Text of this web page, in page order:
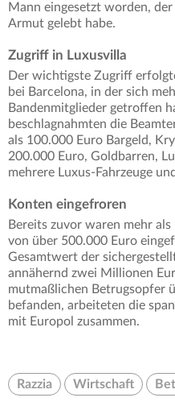
Mann eingesetzt worden,
Armut gelebt habe.
Zugriff in Luxusvilla
Der wichtigste Zugriff
bei Barcelona, in der sich
Bandenmitglieder getroffen
beschlagnahmten die
als 100.000 Euro Bargeld,
200.000 Euro, Goldbarren,
mehrere Luxus-Fahrzeuge
Konten eingefroren
Bereits zuvor waren mehr
von über 500.000 Euro
Gesamtwert der
annähernd zwei Millionen
mutmaßlichen Betrugsopfer
befanden, arbeiteten die
mit Europol zusammen.
Razzia Wirtschaft